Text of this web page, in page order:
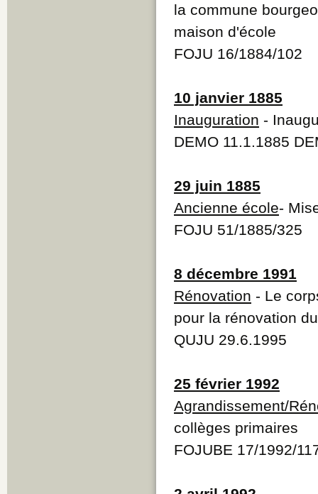
la commune
maison d'école
FOJU 16/1884/102
10 janvier 1885
Inauguration -
DEMO 11.1.1885
29 juin 1885
Ancienne école-
FOJU 51/1885/325
8 décembre 1991
Rénovation - Le
pour la rénovation
QUJU 29.6.1995
25 février 1992
Agrandissement/
collèges primaires
FOJUBE 17/1992/